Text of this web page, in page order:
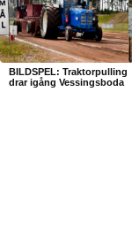
BILDSPEL: Traktorpulling
drar igång Vessingsboda